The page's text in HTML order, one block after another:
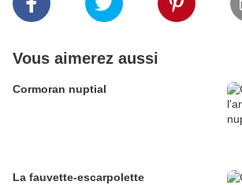
Vous aimerez aussi
Cormoran nuptial
La fauvette-escarpolette